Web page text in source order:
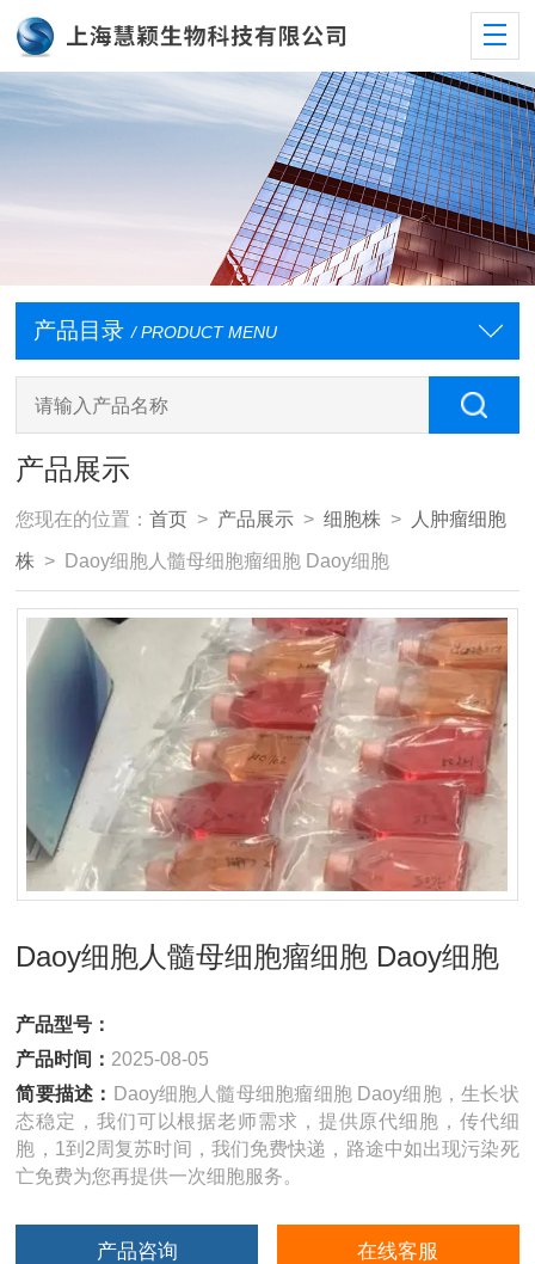
产品目录 / PRODUCT MENU
产品展示
您现在的位置：首页 > 产品展示 >细胞株 > 人肿瘤细胞
株 > Daoy细胞人髓母细胞瘤细胞 Daoy细胞
Daoy细胞人髓母细胞瘤细胞 Daoy细胞
产品型号：
产品时间： 2025-08-05
简要描述： Daoy细胞人髓母细胞瘤细胞 Daoy细胞，生长状
态稳定，我们可以根据老师需求，提供原代细胞，传代细
胞，1到2周复苏时间，我们免费快递，路途中如出现污染死
亡免费为您再提供一次细胞服务。
产品咨询 在线客服